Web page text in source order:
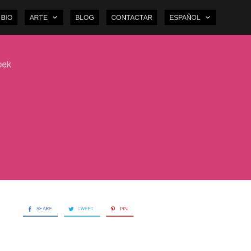
BIO ARTE BLOG CONTACTAR ESPAÑOL
SHARE TWEET PIN